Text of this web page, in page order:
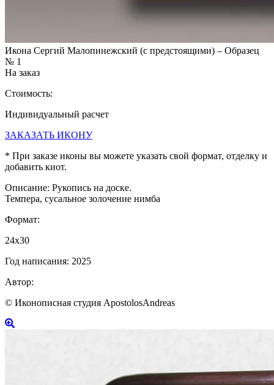
Икона Сергий Малопинежский (с предстоящими) – Образец
№ 1
На заказ
Стоимость:
Индивидуальный расчет
ЗАКАЗАТЬ ИКОНУ
* При заказе иконы вы можете указать свой формат, отделку и
добавить киот.
Описание: Рукопись на доске.
Темпера, сусальное золочение нимба
Формат:
24х30
Год написания: 2025
Автор:
© Иконописная студия ApostolosAndreas